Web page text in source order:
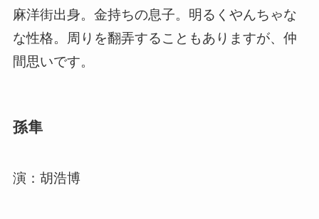
麻洋街出身。金持ちの息子。明るくやんちゃな
な性格。周りを翻弄することもありますが、仲
間思いです。
孫隼
演：胡浩博